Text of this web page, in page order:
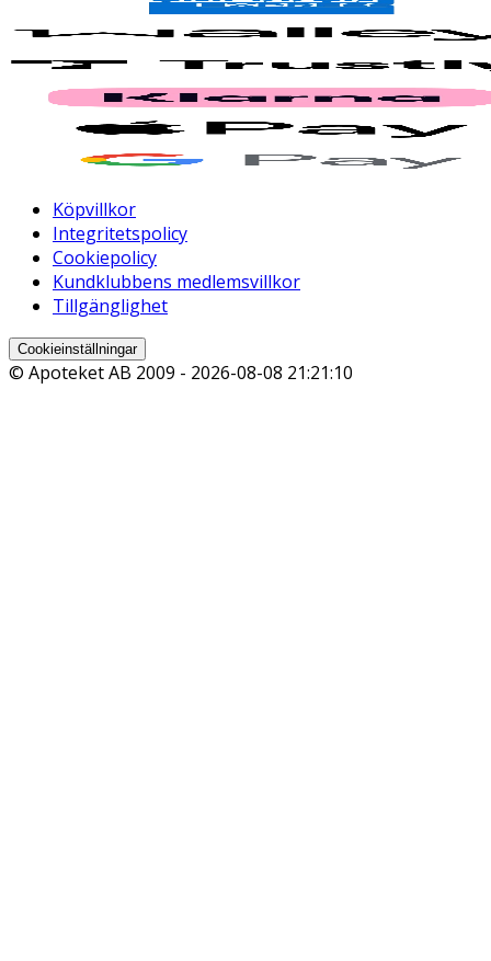
Köpvillkor
Integritetspolicy
Cookiepolicy
Kundklubbens medlemsvillkor
Tillgänglighet
Cookieinställningar
© Apoteket AB 2009 - 2026-08-08 21:21:10